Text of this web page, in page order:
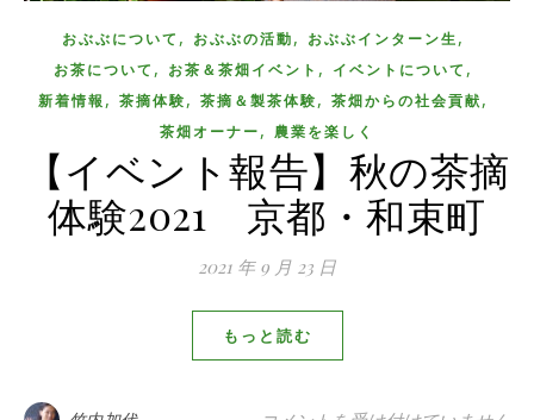
おぶぶについて , おぶぶの活動, おぶぶインターン生,
お茶について , お茶＆茶畑イベント , イベントについて ,
新着情報 , 茶摘体験, 茶摘＆製茶体験, 茶畑からの社会貢献,
茶畑オーナー, 農業を楽しく
【イベント報告】秋の茶摘
体験2021 京都・和束町
2021 年 9 月 23 日
もっと読む